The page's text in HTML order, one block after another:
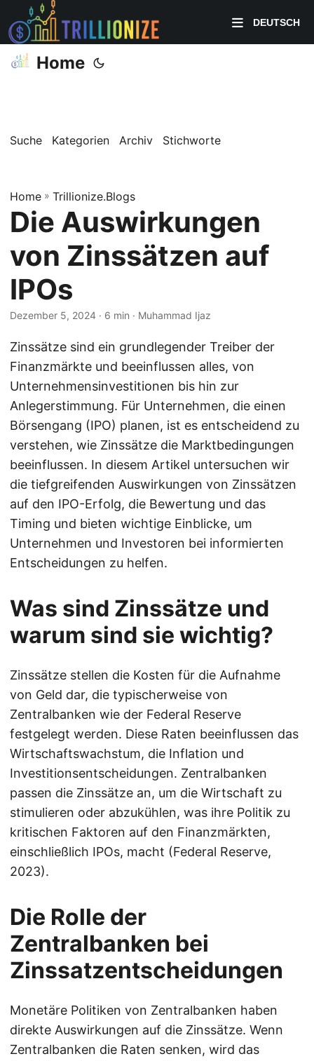
DEUTSCH
Home
Suche Kategorien Archiv Stichworte
Home » Trillionize.Blogs
Die Auswirkungen
von Zinssätzen auf
IPOs
Dezember 5, 2024 · 6 min · Muhammad Ijaz
Zinssätze sind ein grundlegender Treiber der
Finanzmärkte und beeinflussen alles, von
Unternehmensinvestitionen bis hin zur
Anlegerstimmung. Für Unternehmen, die einen
Börsengang (IPO) planen, ist es entscheidend zu
verstehen, wie Zinssätze die Marktbedingungen
beeinflussen. In diesem Artikel untersuchen wir
die tiefgreifenden Auswirkungen von Zinssätzen
auf den IPO-Erfolg, die Bewertung und das
Timing und bieten wichtige Einblicke, um
Unternehmen und Investoren bei informierten
Entscheidungen zu helfen.
Was sind Zinssätze und
warum sind sie wichtig?
Zinssätze stellen die Kosten für die Aufnahme
von Geld dar, die typischerweise von
Zentralbanken wie der Federal Reserve
festgelegt werden. Diese Raten beeinflussen das
Wirtschaftswachstum, die Inflation und
Investitionsentscheidungen. Zentralbanken
passen die Zinssätze an, um die Wirtschaft zu
stimulieren oder abzukühlen, was ihre Politik zu
kritischen Faktoren auf den Finanzmärkten,
einschließlich IPOs, macht (Federal Reserve,
2023).
Die Rolle der
Zentralbanken bei
Zinssatzentscheidungen
Monetäre Politiken von Zentralbanken haben
direkte Auswirkungen auf die Zinssätze. Wenn
Zentralbanken die Raten senken, wird das